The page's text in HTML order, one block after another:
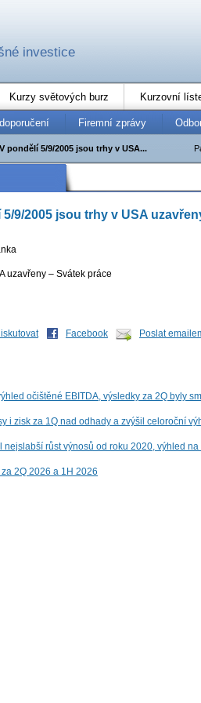
investice
Kurzy světových burz Kurzovní
Firemní zprávy
pondělí 5/9/2005 jsou trhy v USA...
9/2005 jsou trhy v USA
uzavřeny – Svátek práce
Facebook Poslat
očištěné EBITDA, výsledky za 2Q byly
i zisk za 1Q nad odhady a zvýšil celoroční
nejslabší růst výnosů od roku 2020, výhled na
2Q 2026 a 1H 2026